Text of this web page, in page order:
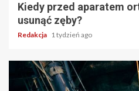
Kiedy przed aparatem
usunąć zęby?
Redakcja 1 tydzień ago